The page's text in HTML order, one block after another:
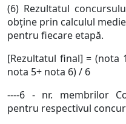
(6) Rezultatul
obţine prin calculul
pentru fiecare etapă.
[Rezultatul final] = (nota
nota 5+ nota 6) / 6
----6 - nr. membrilor
pentru respectivul